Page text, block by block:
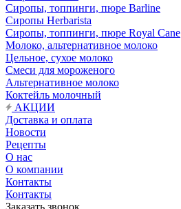
Сиропы, топпинги, пюре Barline
Сиропы Herbarista
Сиропы, топпинги, пюре Royal Cane
Молоко, альтернативное молоко
Цельное, сухое молоко
Смеси для мороженого
Альтернативное молоко
Коктейль молочный
АКЦИИ
Доставка и оплата
Новости
Рецепты
О нас
О компании
Контакты
Контакты
Заказать звонок